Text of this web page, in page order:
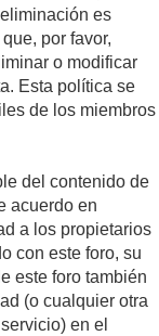
es
por favor,
o modificar
Esta política se
de los miembros
del contenido de
acuerdo en
a los propietarios
con este foro, su
este foro también
(o cualquier otra
en el